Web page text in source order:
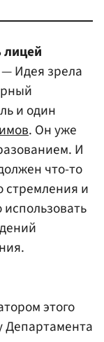
лицей
— Идея зрела
и один
. Он уже
И
что-то
стремления и
этого
Департамента